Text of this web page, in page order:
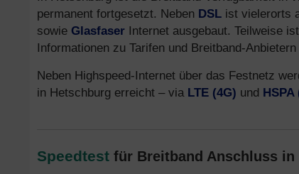
permanent fortgesetzt. Neben DSL ist vielerorts
sowie Glasfaser Internet ausgebaut. Teilweise
Informationen zu Tarifen und Breitband-
Neben Highspeed-Internet über das Festnetz
in Hetschburg erreicht – via LTE (4G) und HSPA
Speedtest für Breitband Anschluss in